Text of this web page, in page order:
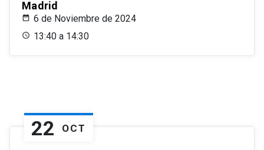
Madrid
6 de Noviembre de 2024
13:40 a 14:30
22 OCT